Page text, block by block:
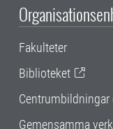
Fakulteter
Biblioteket
Gemensamma